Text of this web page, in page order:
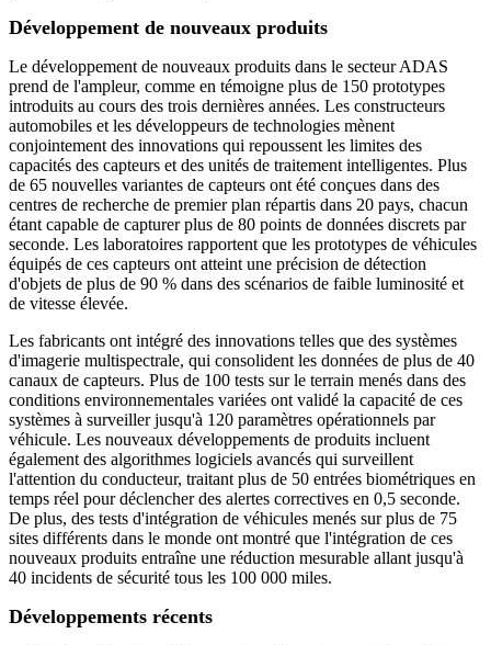
Développement de nouveaux produits
Le développement de nouveaux produits dans le secteur ADAS
prend de l'ampleur, comme en témoigne plus de 150 prototypes
introduits au cours des trois dernières années. Les constructeurs
automobiles et les développeurs de technologies mènent
conjointement des innovations qui repoussent les limites des
capacités des capteurs et des unités de traitement intelligentes. Plus
de 65 nouvelles variantes de capteurs ont été conçues dans des
centres de recherche de premier plan répartis dans 20 pays, chacun
étant capable de capturer plus de 80 points de données discrets par
seconde. Les laboratoires rapportent que les prototypes de véhicules
équipés de ces capteurs ont atteint une précision de détection
d'objets de plus de 90 % dans des scénarios de faible luminosité et
de vitesse élevée.
Les fabricants ont intégré des innovations telles que des systèmes
d'imagerie multispectrale, qui consolident les données de plus de 40
canaux de capteurs. Plus de 100 tests sur le terrain menés dans des
conditions environnementales variées ont validé la capacité de ces
systèmes à surveiller jusqu'à 120 paramètres opérationnels par
véhicule. Les nouveaux développements de produits incluent
également des algorithmes logiciels avancés qui surveillent
l'attention du conducteur, traitant plus de 50 entrées biométriques en
temps réel pour déclencher des alertes correctives en 0,5 seconde.
De plus, des tests d'intégration de véhicules menés sur plus de 75
sites différents dans le monde ont montré que l'intégration de ces
nouveaux produits entraîne une réduction mesurable allant jusqu'à
40 incidents de sécurité tous les 100 000 miles.
Développements récents